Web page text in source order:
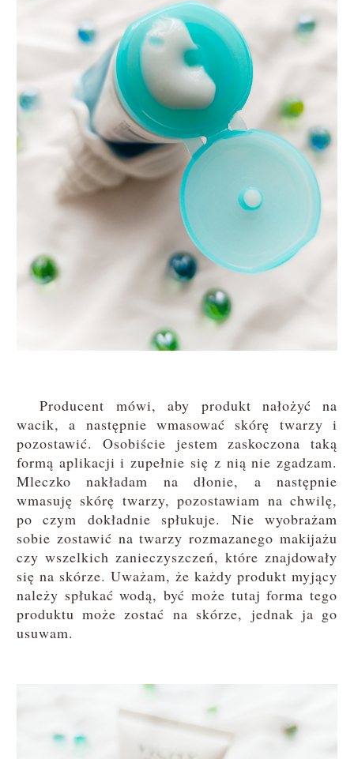
Producent mówi, aby produkt nałożyć na
wacik, a następnie wmasować skórę twarzy i
pozostawić. Osobiście jestem zaskoczona taką
formą aplikacji i zupełnie się z nią nie zgadzam.
Mleczko nakładam na dłonie, a następnie
wmasuję skórę twarzy, pozostawiam na chwilę,
po czym dokładnie spłukuje. Nie wyobrażam
sobie zostawić na twarzy rozmazanego makijażu
czy wszelkich zanieczyszczeń, które znajdowały
się na skórze. Uważam, że każdy produkt myjący
należy spłukać wodą, być może tutaj forma tego
produktu może zostać na skórze, jednak ja go
usuwam.